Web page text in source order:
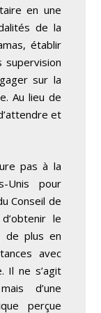
en une
de la
établir
supervision
sur la
Au lieu de
et
pas à la
Unis pour
Conseil de
le
de plus en
avec
Il ne s’agit
d’une
perçue